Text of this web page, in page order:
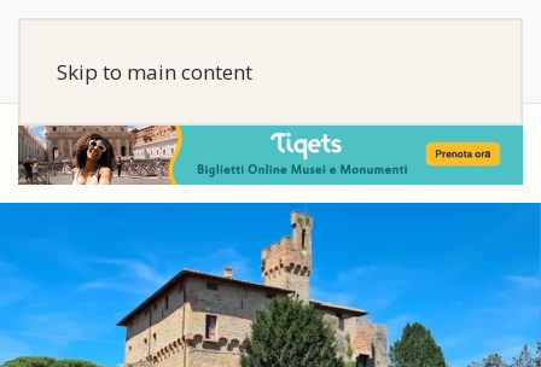
Skip to main content